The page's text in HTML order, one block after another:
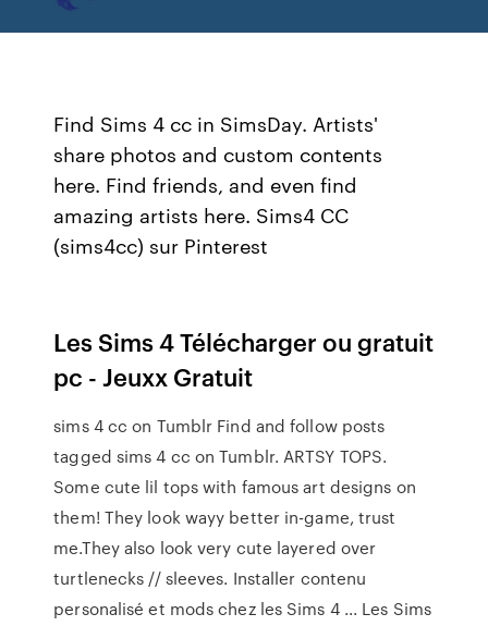
Find Sims 4 cc in SimsDay. Artists'
share photos and custom contents
here. Find friends, and even find
amazing artists here. Sims4 CC
(sims4cc) sur Pinterest
Les Sims 4 Télécharger ou gratuit
pc - Jeuxx Gratuit
sims 4 cc on Tumblr Find and follow posts
tagged sims 4 cc on Tumblr. ARTSY TOPS.
Some cute lil tops with famous art designs on
them! They look wayy better in-game, trust
me.They also look very cute layered over
turtlenecks // sleeves. Installer contenu
personalisé et mods chez les Sims 4 ... Les Sims